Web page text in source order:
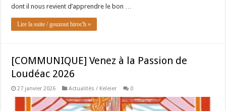
dont il nous revient d’apprendre le bon …
Lire la suite / gouzout hiroc'h »
[COMMUNIQUE] Venez à la Passion de
Loudéac 2026
27 janvier 2026 Actualités / Keleier 0